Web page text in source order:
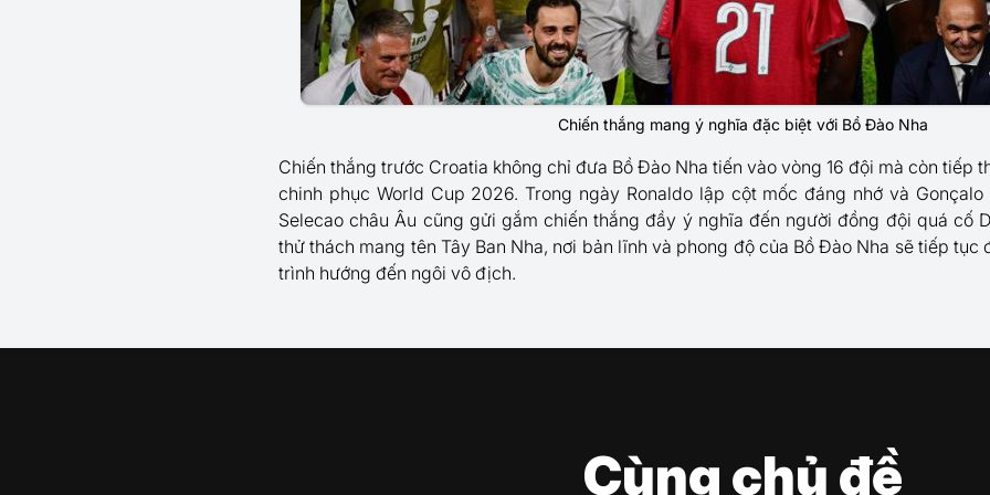
Chiến thắng mang ý nghĩa đặc biệt với Bồ Đào Nha
Chiến thắng trước Croatia không chỉ đưa Bồ Đào Nha tiến vào vòng 16 đội mà còn tiếp
chinh phục World Cup 2026. Trong ngày Ronaldo lập cột mốc đáng nhớ và
Selecao châu Âu cũng gửi gắm chiến thắng đầy ý nghĩa đến người đồng đội quá cố
thử thách mang tên Tây Ban Nha, nơi bản lĩnh và phong độ của Bồ Đào Nha sẽ tiếp tục
trình hướng đến ngôi vô địch.
Cùng chủ đề